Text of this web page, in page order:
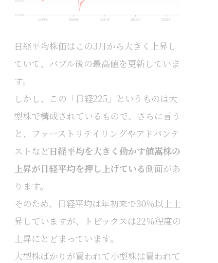
日経平均株価はこの3月から大きく上昇し
ていて、バブル後の最高値を更新していま
す。
しかし、この「日経225」というものは大
型株で構成されているもので、さらに言う
と、ファーストリテイリングやアドバンテ
ストなど日経平均を大きく動かす値嵩株の
上昇が日経平均を押し上げている側面があ
ります。
そのため、日経平均は年初来で30％以上上
昇していますが、トピックスは22％程度の
上昇にとどまっています。
大型株ばかりが買われて小型株は買われて